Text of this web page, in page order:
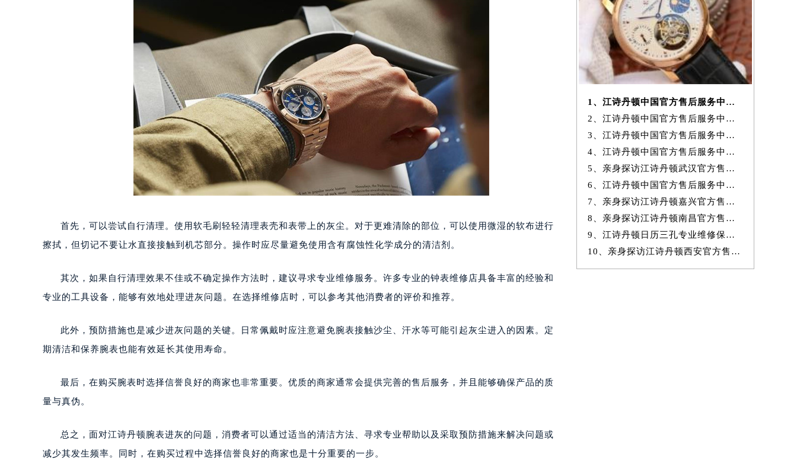
首先，可以尝试自行清理。使用软毛刷轻轻清理表壳和表带上的灰尘。对于更难清除的部位，可以使用微湿的软布进行
擦拭，但切记不要让水直接接触到机芯部分。操作时应尽量避免使用含有腐蚀性化学成分的清洁剂。
其次，如果自行清理效果不佳或不确定操作方法时，建议寻求专业维修服务。许多专业的钟表维修店具备丰富的经验和
专业的工具设备，能够有效地处理进灰问题。在选择维修店时，可以参考其他消费者的评价和推荐。
此外，预防措施也是减少进灰问题的关键。日常佩戴时应注意避免腕表接触沙尘、汗水等可能引起灰尘进入的因素。定
期清洁和保养腕表也能有效延长其使用寿命。
最后，在购买腕表时选择信誉良好的商家也非常重要。优质的商家通常会提供完善的售后服务，并且能够确保产品的质
量与真伪。
总之，面对江诗丹顿腕表进灰的问题，消费者可以通过适当的清洁方法、寻求专业帮助以及采取预防措施来解决问题或
减少其发生频率。同时，在购买过程中选择信誉良好的商家也是十分重要的一步。
1、江诗丹顿中国官方售后服务中心｜最新官方地址及服务电话权威信息通
2、江诗丹顿中国官方售后服务中心｜最新热线和全部维修地址权威信息通
3、江诗丹顿中国官方售后服务中心｜官方地址与维修热线权威信息声明（20
4、江诗丹顿中国官方售后服务中心网点地址及服务热线实地考察报告+
5、亲身探访江诗丹顿武汉官方售后服务中心｜地址与24小时服务电话（2026
6、江诗丹顿中国官方售后服务中心｜最新地址与客服热线权威信息通知（20
7、亲身探访江诗丹顿嘉兴官方售后服务中心｜地址与官方电话（2026年7月
8、亲身探访江诗丹顿南昌官方售后服务中心｜全新地址及服务热线（2026年
9、江诗丹顿日历三孔专业维修保养服务权威公示（2026年7月最新）
10、亲身探访江诗丹顿西安官方售后服务中心｜完整网点地址与热线（2026年